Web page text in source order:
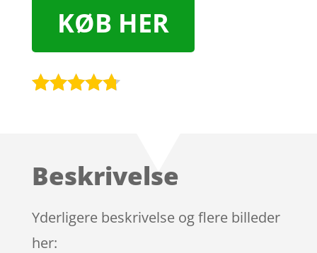
KØB HER
på
mmelser
Beskrivelse
Yderligere beskrivelse og flere billeder
her: